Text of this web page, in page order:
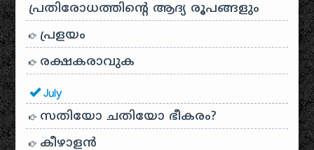
പ്രതിരോധത്തിന്റെ ആദ്യ രൂപങ്ങളും
പ്രളയം
രക്ഷകരാവുക
July
സതിയോ ചതിയോ ഭീകരം?
കീഴാളന്‍